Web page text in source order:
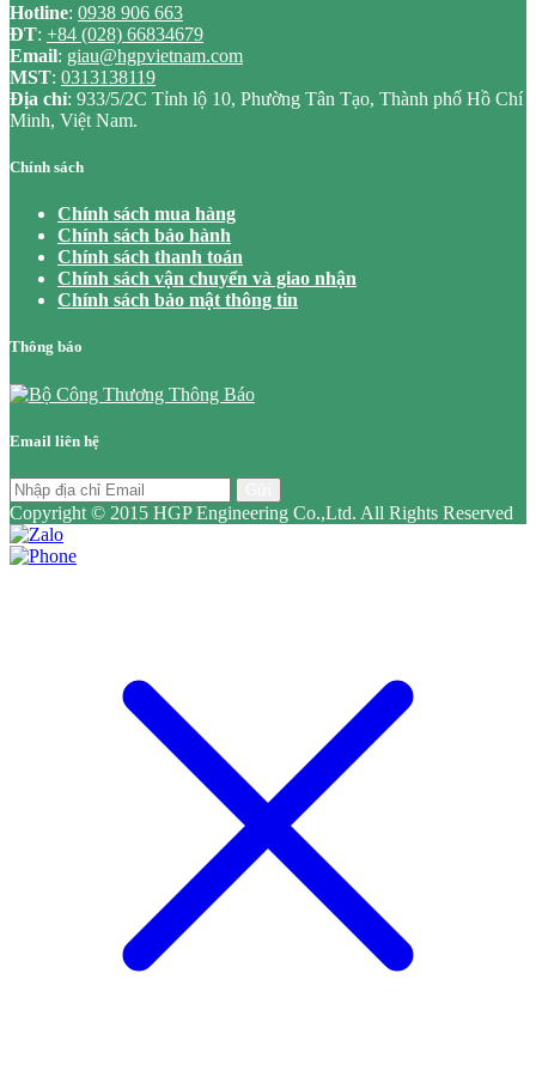
Hotline: 0938 906 663
ĐT: +84 (028) 66834679
Email: giau@hgpvietnam.com
MST: 0313138119
Địa chỉ: 933/5/2C Tỉnh lộ 10, Phường Tân Tạo, Thành phố Hồ Chí
Minh, Việt Nam.
Chính sách
Chính sách mua hàng
Chính sách bảo hành
Chính sách thanh toán
Chính sách vận chuyển và giao nhận
Chính sách bảo mật thông tin
Thông báo
Email liên hệ
Copyright © 2015 HGP Engineering Co.,Ltd. All Rights Reserved